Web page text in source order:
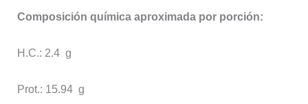
Composición química aproximada por porción:
H.C.: 2.4 g
Prot.: 15.94 g